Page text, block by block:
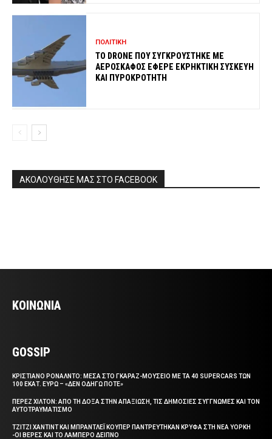
ΠΟΛΙΤΙΚΗ
ΤΟ DRONE ΠΟΥ ΣΥΓΚΡΟΥΣΤΗΚΕ ΜΕ
ΑΕΡΟΣΚΑΦΟΣ ΕΦΕΡΕ ΕΚΡΗΚΤΙΚΗ ΣΥΣΚΕΥΗ
ΚΑΙ ΠΥΡΟΚΡΟΤΗΤΗ
ΑΚΟΛΟΥΘΗΣΕ ΜΑΣ ΣΤΟ FACEBOOK
ΚΟΙΝΩΝΙΑ
GOSSIP
ΚΡΙΣΤΙΑΝΟ ΡΟΝΑΛΝΤΟ: ΜΕΣΑ ΣΤΟ ΓΚΑΡΑΖ-ΜΟΥΣΕΙΟ ΜΕ ΤΑ 40 SUPERCARS ΤΩΝ
100 ΕΚΑΤ. ΕΥΡΩ – «ΔΕΝ ΟΔΗΓΩ ΠΟΤΕ»
ΠΕΡΕΖ ΧΙΛΤΟΝ: ΑΠΟ ΤΗ ΔΟΞΑ ΣΤΗΝ ΑΠΑΞΙΩΣΗ, ΤΙΣ ΔΗΜΟΣΙΕΣ ΣΥΓΓΝΩΜΕΣ ΚΑΙ ΤΟΝ
ΑΥΤΟΤΡΑΥΜΑΤΙΣΜΟ
ΤΖΙΤΖΙ ΧΑΝΤΙΝΤ ΚΑΙ ΜΠΡΑΝΤΛΕΪ ΚΟΥΠΕΡ ΠΑΝΤΡΕΥΤΗΚΑΝ ΚΡΥΦΑ ΣΤΗ ΝΕΑ ΥΟΡΚΗ
-ΟΙ ΒΕΡΕΣ ΚΑΙ ΤΟ ΛΑΜΠΕΡΟ ΔΕΙΠΝΟ